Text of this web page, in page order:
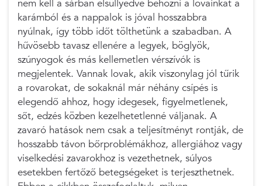
nem kell a sárban elsüllyedve behozni a lovainkat a
karámból és a nappalok is jóval hosszabbra
nyúlnak, így több időt tölthetünk a szabadban. A
hűvösebb tavasz ellenére a legyek, böglyök,
szúnyogok és más kellemetlen vérszívók is
megjelentek. Vannak lovak, akik viszonylag jól tűrik
a rovarokat, de sokaknál már néhány csípés is
elegendő ahhoz, hogy idegesek, figyelmetlenek,
sőt, edzés közben kezelhetetlenné váljanak. A
zavaró hatások nem csak a teljesítményt rontják, de
hosszabb távon bőrproblémákhoz, allergiához vagy
viselkedési zavarokhoz is vezethetnek, súlyos
esetekben fertőző betegségeket is terjeszthetnek.